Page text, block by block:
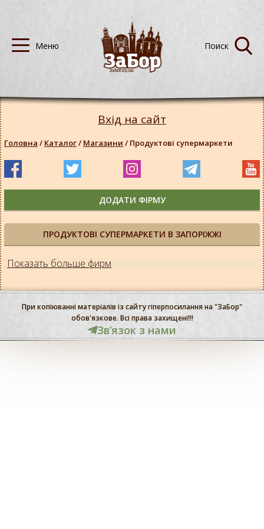
ПРОДУКТОВІ СУПЕРМАРКЕТИ В ЗАПОРІЖЖІ
Показать больше фирм
Вхід на сайт
Головна / Каталог/ Магазини / Продуктові супермаркети
ДОДАТИ ФІРМУ
При копіюванні матеріалів із сайту гіперпосилання на "ЗаБор"
обов'язкове. Всі права захищені!!!
Звʼязок з нами